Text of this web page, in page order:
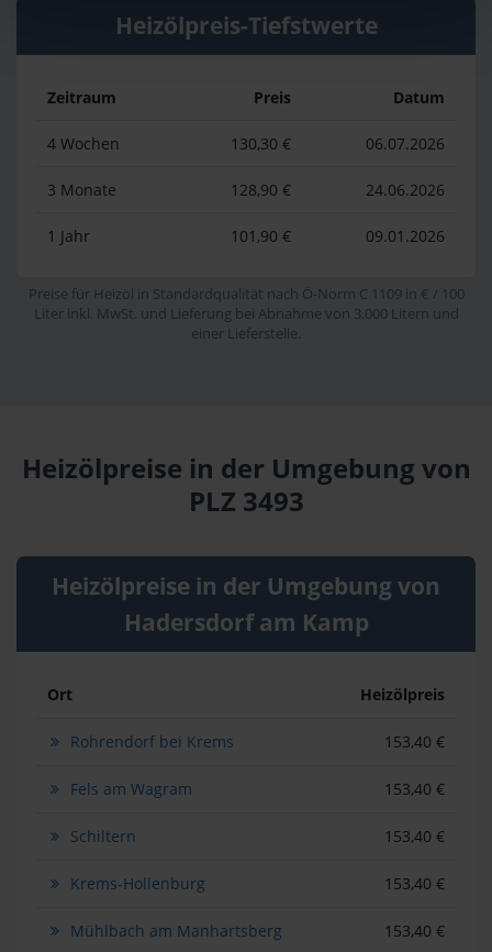
Heizölpreis-Tiefstwerte
Zeitraum Preis Datum
4 Wochen 130,30 € 06.07.2026
3 Monate 128,90 € 24.06.2026
1 Jahr 101,90 € 09.01.2026
Preise für Heizöl in Standardqualität nach Ö-Norm C 1109 in € / 100
Liter inkl. MwSt. und Lieferung bei Abnahme von 3.000 Litern und
einer Lieferstelle.
Heizölpreise in der Umgebung von
PLZ 3493
Heizölpreise in der Umgebung von
Hadersdorf am Kamp
Ort Heizölpreis
Rohrendorf bei Krems 153,40 €
Fels am Wagram 153,40 €
Schiltern 153,40 €
Krems-Hollenburg 153,40 €
Mühlbach am Manhartsberg 153,40 €